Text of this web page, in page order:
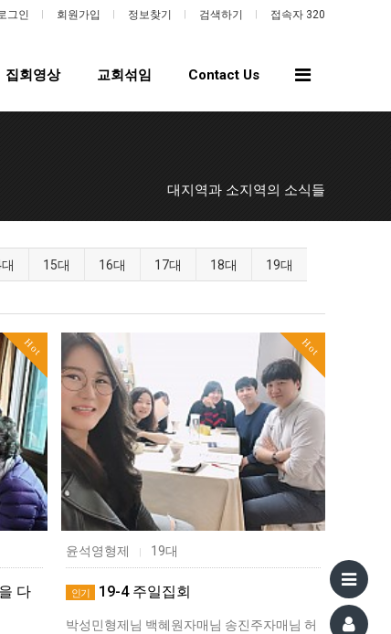
그인 회원가입 정보찾기 검색하기 접속자 320
집회영상 교회섞임 Contact Us
전
메
대지역과 소지역의 소식들
15대 16대 17대 18대 19대
Hot
다
Hot
윤석영형제 19대
인기 19-4 주일집회
박성민형제님 백혜원자매님 송진주자매님 허